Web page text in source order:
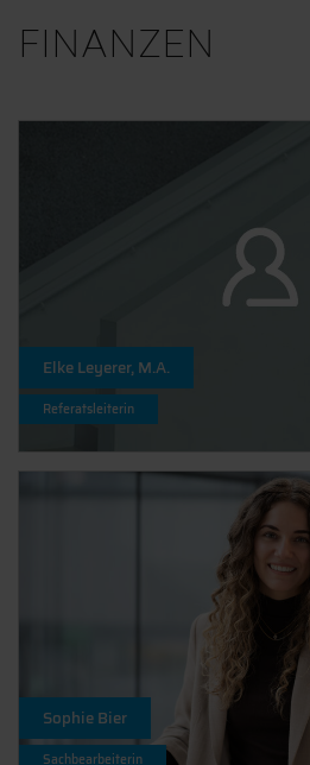
FINANZEN
Elke Leyerer, M.A.
Referatsleiterin
Sophie Bier
Sachbearbeiterin